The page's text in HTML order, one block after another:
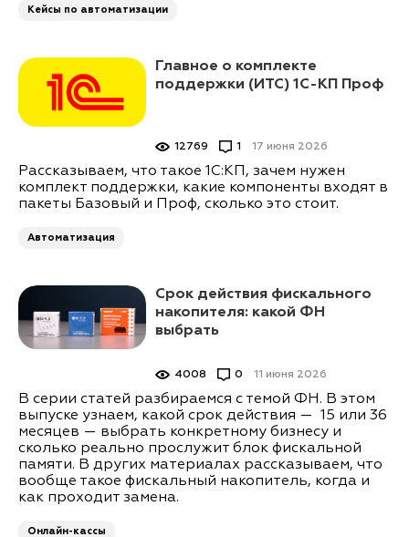
Кейсы по автоматизации
Главное о комплекте
поддержки (ИТС) 1С-КП Проф
17 июня 2026
12769 1
Рассказываем, что такое 1С:КП, зачем нужен
комплект поддержки, какие компоненты входят в
пакеты Базовый и Проф, сколько это стоит.
Автоматизация
Срок действия фискального
накопителя: какой ФН
выбрать
11 июня 2026
4008 0
В серии статей разбираемся с темой ФН. В этом
выпуске узнаем, какой срок действия — 15 или 36
месяцев — выбрать конкретному бизнесу и
сколько реально прослужит блок фискальной
памяти. В других материалах рассказываем, что
вообще такое фискальный накопитель, когда и
как проходит замена.
Онлайн-кассы